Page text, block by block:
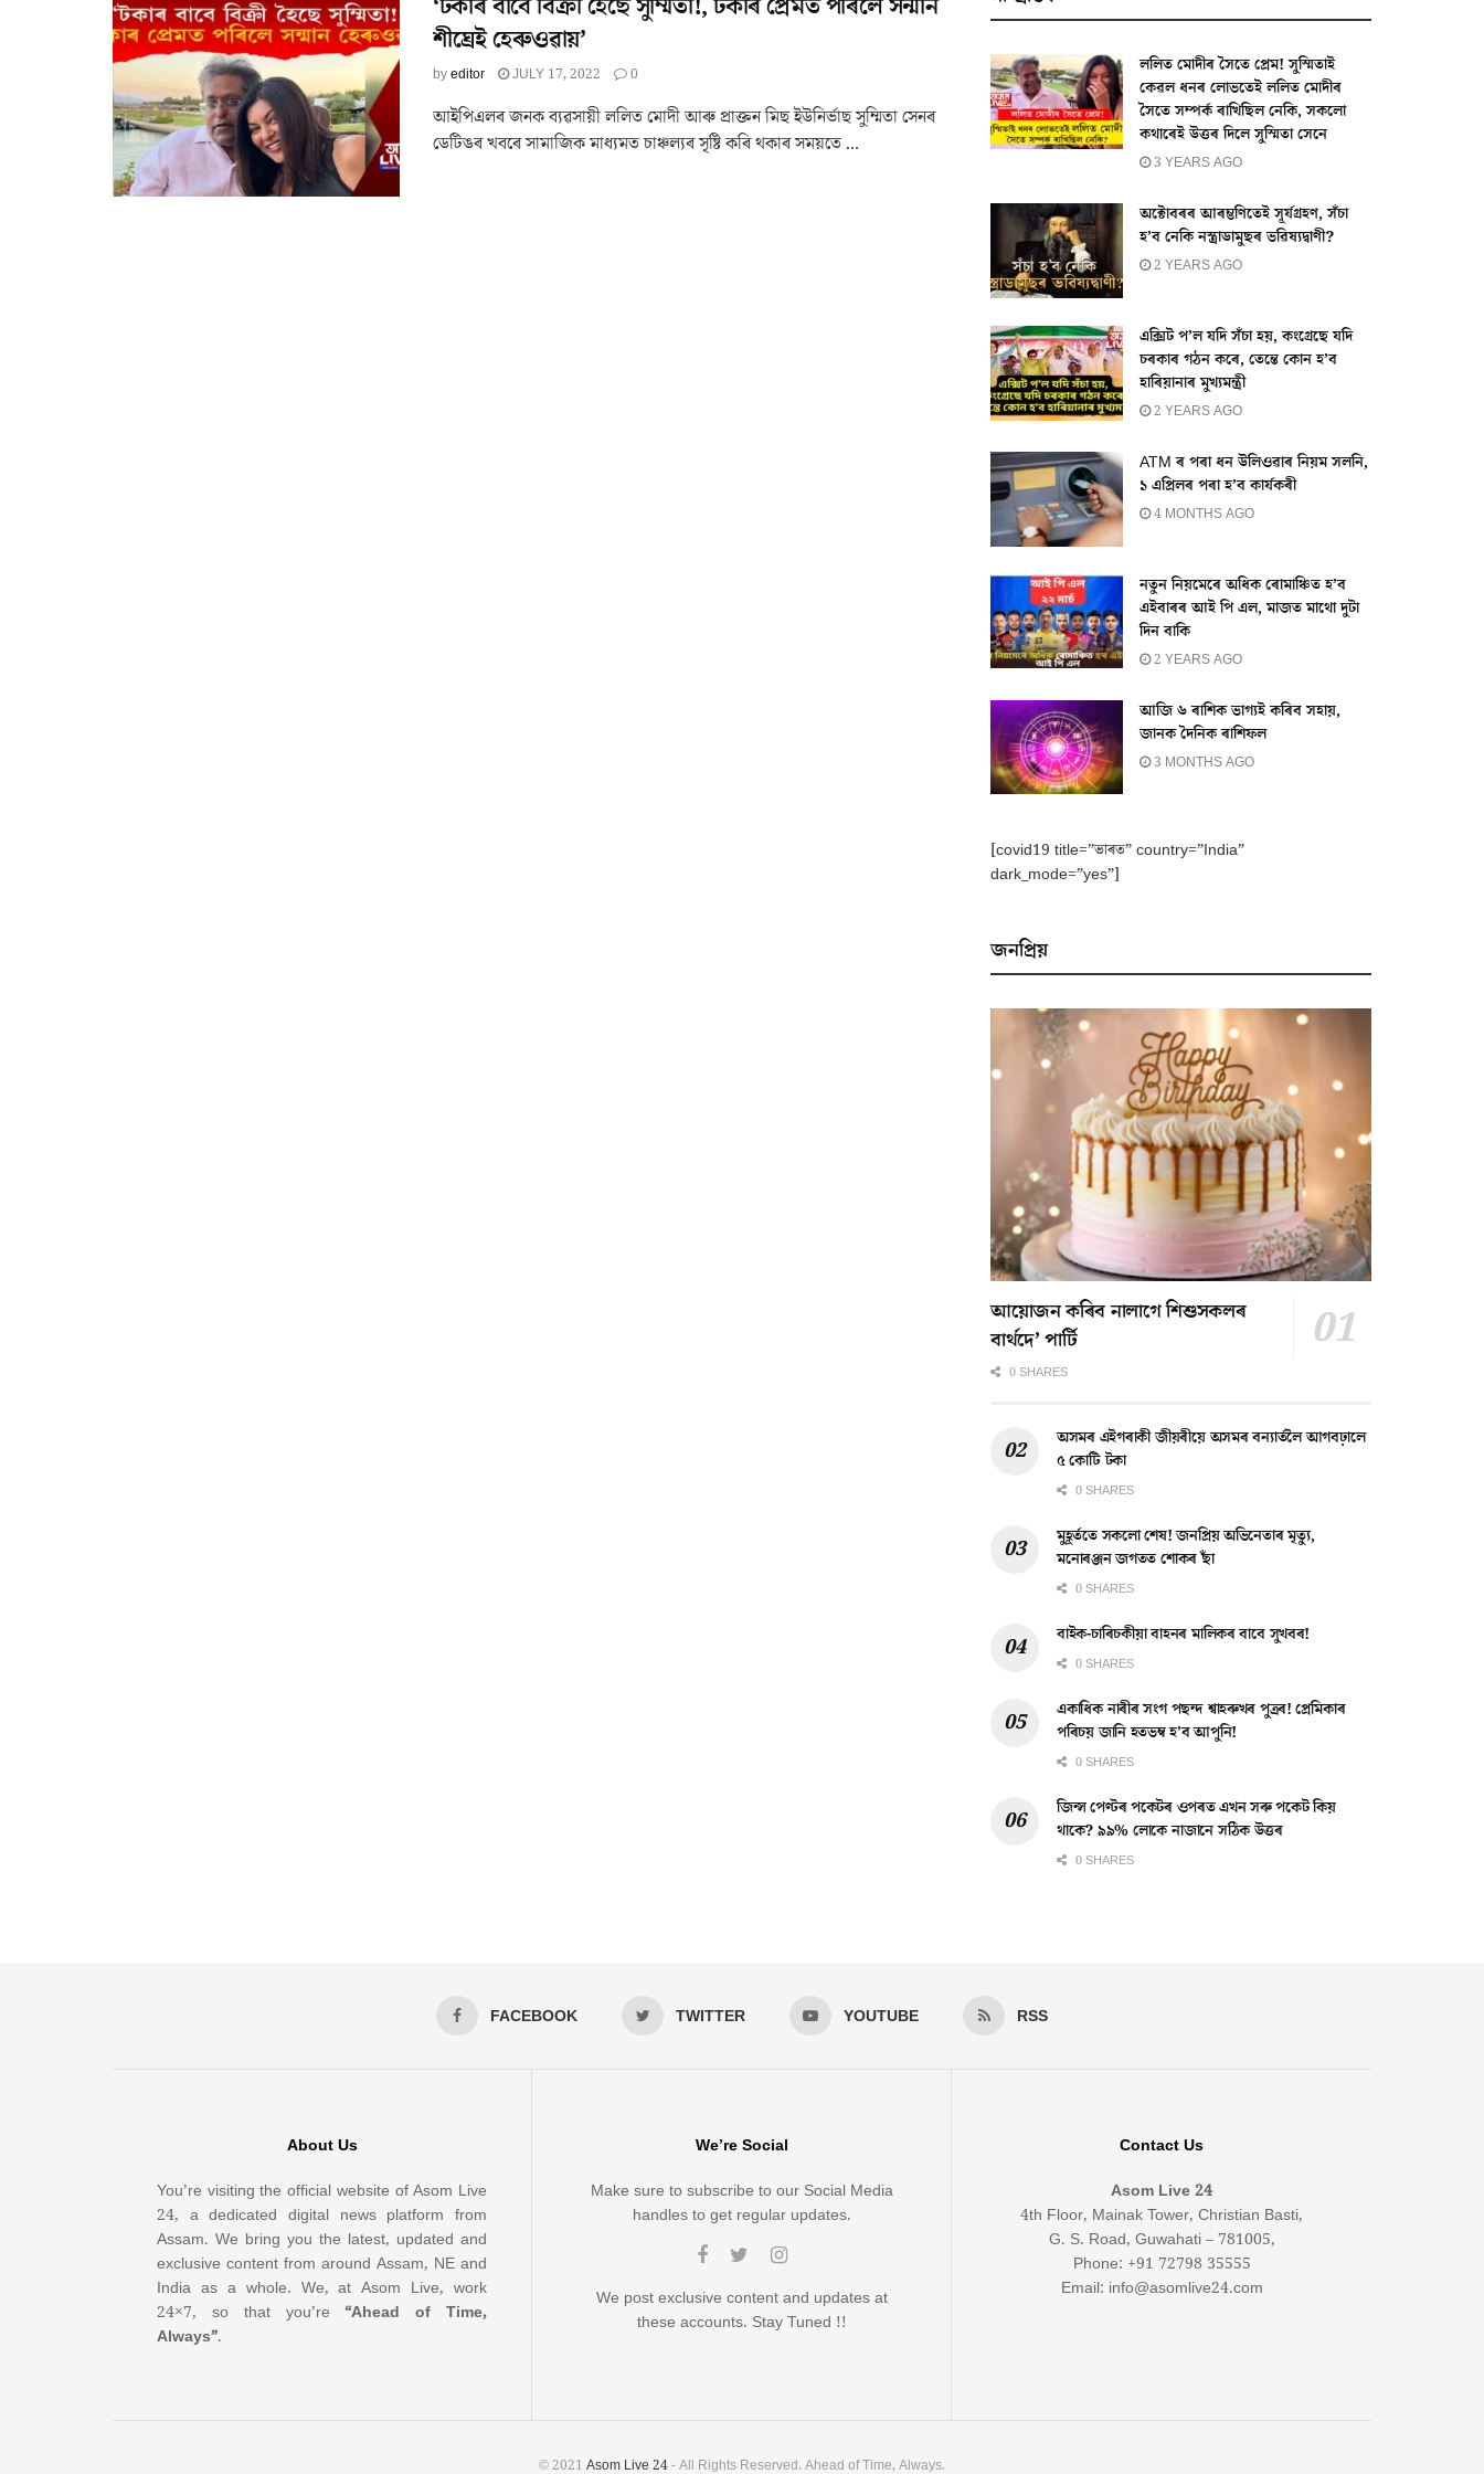
‘টকাৰ বাবে বিক্ৰী হৈছে সুম্মিতা!, টকাৰ প্ৰেমত পৰিলে সন্মান
শীঘ্ৰেই হেৰুওৱায়’
byeditor JULY 17, 2022 0
আইপিএলৰ জনক ব্যৱসায়ী ললিত মোদী আৰু প্ৰাক্তন মিছ ইউনিৰ্ভাছ সুম্মিতা সেনৰ
ডেটিঙৰ খবৰে সামাজিক মাধ্যমত চাঞ্চল্যৰ সৃষ্টি কৰি থকাৰ সময়তে ...
ললিত মোদীৰ সৈতে প্ৰেম! সুস্মিতাই
কেৱল ধনৰ লোভতেই ললিত মোদীৰ
সৈতে সম্পৰ্ক ৰাখিছিল নেকি, সকলো
কথাৰেই উত্তৰ দিলে সুস্মিতা সেনে
3 YEARS AGO
অক্টোবৰৰ আৰম্ভণিতেই সূৰ্যগ্ৰহণ, সঁচা
হ’ব নেকি নস্ত্ৰাডামুছৰ ভৱিষ্যদ্বাণী?
2 YEARS AGO
এক্সিট প’ল যদি সঁচা হয়, কংগ্ৰেছে যদি
চৰকাৰ গঠন কৰে, তেন্তে কোন হ’ব
হাৰিয়ানাৰ মুখ্যমন্ত্ৰী
2 YEARS AGO
ATM ৰ পৰা ধন উলিওৱাৰ নিয়ম সলনি,
১ এপ্ৰিলৰ পৰা হ’ব কাৰ্যকৰী
4 MONTHS AGO
নতুন নিয়মেৰে অধিক ৰোমাঞ্চিত হ’ব
এইবাৰৰ আই পি এল, মাজত মাথো দুটা
দিন বাকি
2 YEARS AGO
আজি ৬ ৰাশিক ভাগ্যই কৰিব সহায়,
জানক দৈনিক ৰাশিফল
3 MONTHS AGO
[covid19 title=”ভাৰত” country=”India”
dark_mode=”yes”]
জনপ্ৰিয়
আয়োজন কৰিব নালাগে শিশুসকলৰ
বাৰ্থদে’ পাৰ্টি
0 SHARES
অসমৰ এইগৰাকী জীয়ৰীয়ে অসমৰ বন্যাৰ্তলৈ আগবঢ়ালে
৫ কোটি টকা
0 SHARES
মুহূৰ্ততে সকলো শেষ! জনপ্ৰিয় অভিনেতাৰ মৃত্যু,
মনোৰঞ্জন জগতত শোকৰ ছাঁ
0 SHARES
বাইক-চাৰিচকীয়া বাহনৰ মালিকৰ বাবে সুখবৰ!
0 SHARES
একাধিক নাৰীৰ সংগ পছন্দ শ্বাহৰুখৰ পুত্ৰৰ! প্ৰেমিকাৰ
পৰিচয় জানি হতভম্ব হ’ব আপুনি!
0 SHARES
জিন্স পেণ্টৰ পকেটৰ ওপৰত এখন সৰু পকেট কিয়
থাকে? ৯৯% লোকে নাজানে সঠিক উত্তৰ
0 SHARES
FACEBOOK TWITTER YOUTUBE RSS
About Us
You’re visiting the official website of Asom Live
24, a dedicated digital news platform from
Assam. We bring you the latest, updated and
exclusive content from around Assam, NE and
India as a whole. We, at Asom Live, work
24×7, so that you’re“Ahead of Time,
Always”.
We’re Social
Make sure to subscribe to our Social Media
handles to get regular updates.
We post exclusive content and updates at
these accounts. Stay Tuned !!
Contact Us
Asom Live 24
4th Floor, Mainak Tower, Christian Basti,
G. S. Road, Guwahati – 781005,
Phone: +91 72798 35555
Email: info@asomlive24.com
© 2021 Asom Live 24- All Rights Reserved. Ahead of Time, Always.